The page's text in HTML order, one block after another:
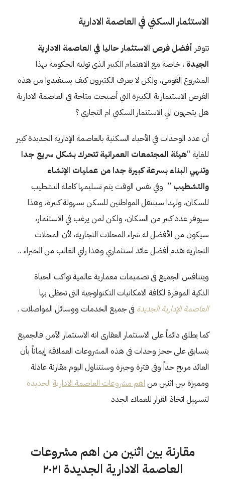
الاستثمار السكني في العاصمة الادارية
تتوفر أفضل فرص الاستثمار حاليا في العاصمة الادارية
الجيدة ، خاصة مع الاهتمام الكبير الذي توليه الحكومة بهذا
المشروع القومي، ولكن لا يعرف الكثيرون كيف يستفيدوا من هذه
الفرص الاستثمارية الكبيرة التي أصبحت متاحة في العاصمة الادارية
هل يتجهون الي الاستثمار السكني ام التجاري ؟
أن عدد الوحدات في الأحياء السكنية بالعاصمة الإدارية الجديدة كبير
للغاية “هيئة المجتمعات العمرانية تتحرك بشكل سريع جدا
وتنهي البناء بسرعة كبيرة جدا من عمليات الإنشاء
والتشطيب ” وفي نفس الوقت يتم تسليمها كاملة التشطيب
للسكان، ولهذا سينتقل المواطنين للسكن بسهولة كبيرة، وهذا
سيوفر عدد كبير من السكان، ولكن لمن يرغب في الاستثمار،
سيكون من الأفضل له شراء المحلات التجارية، لأن المحلات
التجارية تقدم أفضل عائد استثماري وهذا راي الغالب من الخبراء ..
ويتنافس الجميع فى تصميمات معمارية عالمية تواكب الحياة
الذكية الموفرة لكافة الامكانيات التكنولوجية التى تحظى بها
العاصمة الإدارية الجديدة فى جميع الخدمات ووسائل المواصلات .
كما يطلق دائماً على الاستثمار العقارى انه الاستثمار الآمن فالجميع
يتسابق على حجز وحدات فى هذه المشروعات العملاقة إيماناً بأن
العائد مربح جداً وفى فترة وجيزة وسنتناول اليوم مقارنة عادلة
ومميزة بين اثنين مناهم مشروعات العاصمة الادارية الجديدة
لتسهيل اتخاذ القرار للعملاء الجدد
مقارنة بين اثنين من اهم مشروعات
العاصمة الادارية الجديدة ٢٠٢١